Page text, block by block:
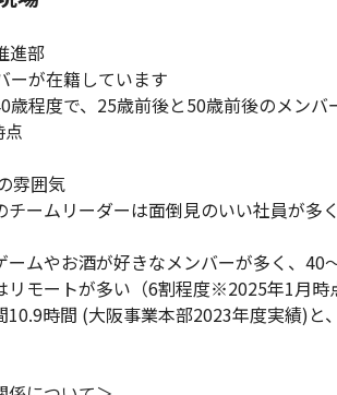
進部
ーが在籍しています
歳程度で、25歳前後と50歳前後のメンバ
雰囲気
チームリーダーは面倒見のいい社員が
ームやお酒が好きなメンバーが多く、
リモートが多い（6割程度※2025年1月
10.9時間 (大阪事業本部2023年度実績)